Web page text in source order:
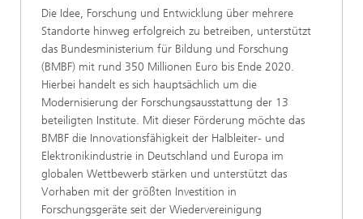
Die Idee, Forschung und Entwicklung über mehrere
Standorte hinweg erfolgreich zu betreiben, unterstützt
das Bundesministerium für Bildung und Forschung
(BMBF) mit rund 350 Millionen Euro bis Ende 2020.
Hierbei handelt es sich hauptsächlich um die
Modernisierung der Forschungsausstattung der 13
beteiligten Institute. Mit dieser Förderung möchte das
BMBF die Innovationsfähigkeit der Halbleiter- und
Elektronikindustrie in Deutschland und Europa im
globalen Wettbewerb stärken und unterstützt das
Vorhaben mit der größten Investition in
Forschungsgeräte seit der Wiedervereinigung